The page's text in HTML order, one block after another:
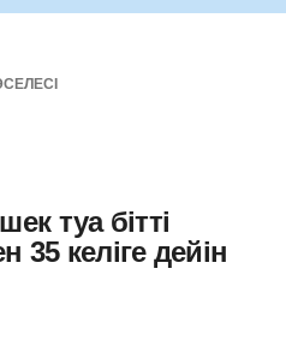
туа бітті
35 келіге дейін